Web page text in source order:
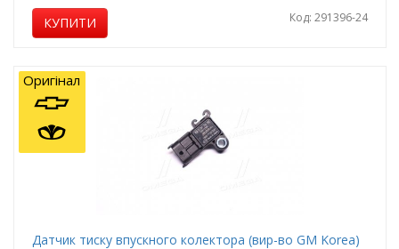
КУПИТИ Код: 291396-24
Датчик тиску впускного колектора (вир-во GM Korea)
Оригінал